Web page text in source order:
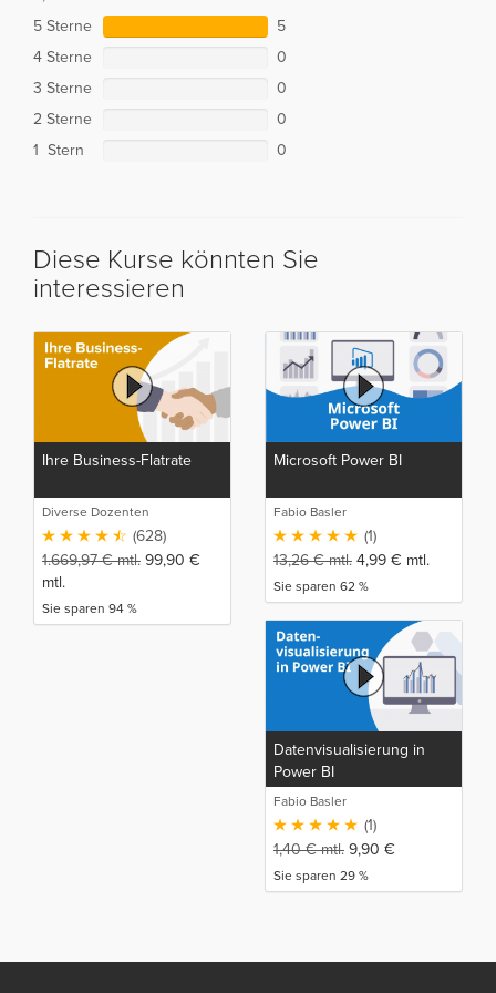
5 Sterne
5
4 Sterne
0
3 Sterne
0
2 Sterne
0
1 Stern
0
Diese Kurse könnten Sie
interessieren
Ihre Business-Flatrate
Diverse Dozenten
(628)
1.669,97€mtl. 99,90 €
mtl.
Sie sparen 94 %
Microsoft Power BI
Fabio Basler
(1)
13,26€mtl. 4,99 € mtl.
Sie sparen 62 %
Datenvisualisierung in
Power BI
Fabio Basler
(1)
1,40€mtl. 9,90 €
Sie sparen 29 %